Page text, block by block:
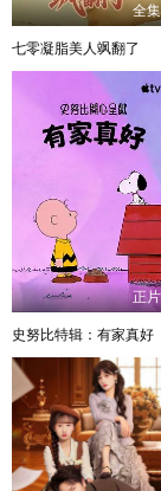
全集
七零凝脂美人飒翻了
正片
史努比特辑：有家真好